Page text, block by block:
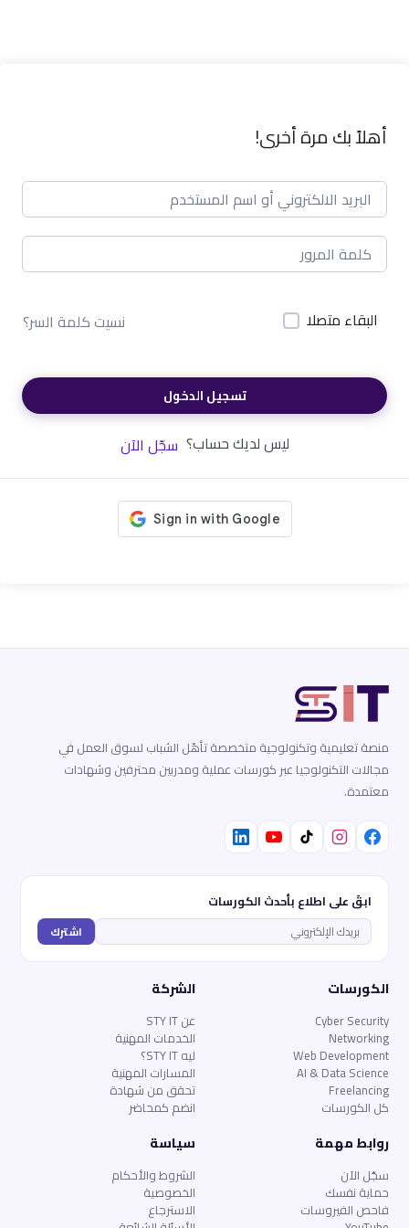
أهلاً بك مرة أخرى!
البقاء متصلا نسيت كلمة السر؟
تسجيل الدخول
ليس لديك حساب؟ سجّل الآن
منصة تعليمية وتكنولوجية متخصصة تأهّل الشباب لسوق العمل في
مجالات التكنولوجيا عبر كورسات عملية ومدربين محترفين وشهادات
معتمدة.
ابقَ على اطلاع بأحدث الكورسات
اشترك
الكورسات
Cyber Security
Networking
Web Development
AI & Data Science
Freelancing
كل الكورسات
الشركة
عن STY IT
الخدمات المهنية
ليه STY IT؟
المسارات المهنية
تحقق من شهادة
انضم كمحاضر
روابط مهمة
سجّل الآن
حماية نفسك
فاحص الفيروسات
سياسة
الشروط والأحكام
الخصوصية
الاسترجاع